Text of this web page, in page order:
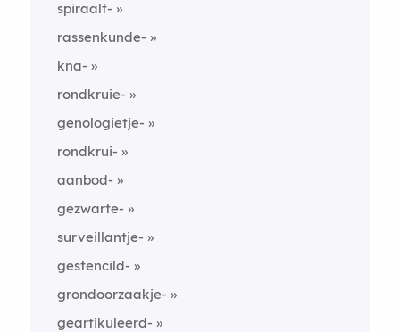
spiraalt-
rassenkunde-
kna-
rondkruie-
genologietje-
rondkrui-
aanbod-
gezwarte-
surveillantje-
gestencild-
grondoorzaakje-
geartikuleerd-